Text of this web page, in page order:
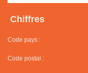
Chiffres
Code pays :
Code postal :